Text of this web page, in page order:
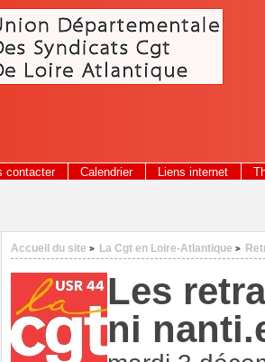
cookies
contacter Calendrier Liens internet
Accueil du site > La Cgt en Loire-Atlantique >
Les
ni